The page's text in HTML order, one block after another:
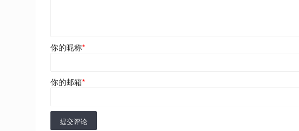
你的昵称*
你的邮箱*
提交评论